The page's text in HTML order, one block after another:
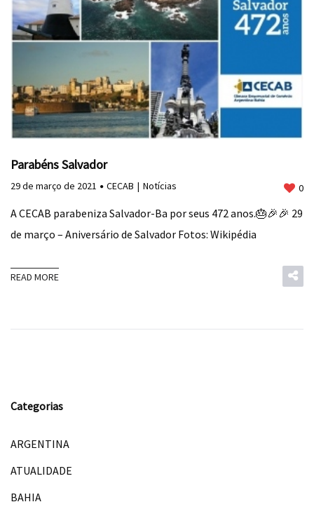
Parabéns Salvador
29 de março de 2021 CECAB Notícias 0
A CECAB parabeniza Salvador-Ba por seus 472 anos.🎂🎉🎉 29
de março – Aniversário de Salvador Fotos: Wikipédia
READ MORE
Categorias
ARGENTINA
ATUALIDADE
BAHIA